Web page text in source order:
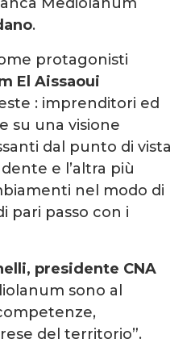
.
protagonisti
El Aissaoui
: imprenditori ed
su una visione
dal punto di vista
e l’altra più
nel modo di
pari passo con i
presidente CNA
sono al
del territorio”.